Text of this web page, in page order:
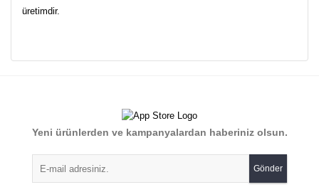
üretimdir.
Yorum Yaz
Ürün resmi kalitesiz, bozuk veya görüntülenemiyor.
Ürün açıklamasında eksik bilgiler bulunuyor.
Ürün bilgilerinde hatalar bulunuyor.
Yeni ürünlerden ve kampanyalardan haberiniz olsun.
Gönder